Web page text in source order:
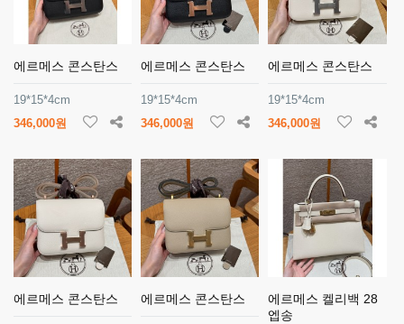
에르메스 콘스탄스
19*15*4cm
346,000원
에르메스 콘스탄스
19*15*4cm
346,000원
에르메스 콘스탄스
19*15*4cm
346,000원
에르메스 콘스탄스 에르메스 콘스탄스
에르메스 켈리백 28
엡송